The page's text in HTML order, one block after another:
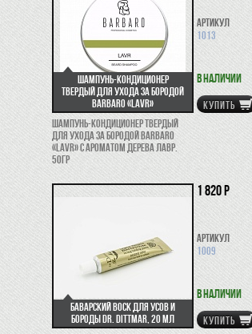
Шампунь-кондиционер
твердый для ухода за бородой
Barbaro «Lavr»
Шампунь-кондиционер твердый
для ухода за бородой Barbaro
«Lavr» с ароматом дерева Лавр.
50гр
Артикул
1013
В наличии
КУПИТЬ
Баварский воск для усов и
бороды Dr. Dittmar, 20 мл
1 820 р
Артикул
1009
В наличии
КУПИТЬ